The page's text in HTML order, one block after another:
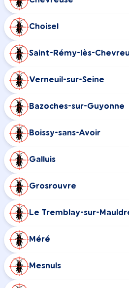
Choisel
Saint-Rémy-lès-
Verneuil-sur-Seine
Bazoches-sur-Guyonne
Boissy-sans-Avoir
Galluis
Grosrouvre
Le Tremblay-sur-
Méré
Mesnuls